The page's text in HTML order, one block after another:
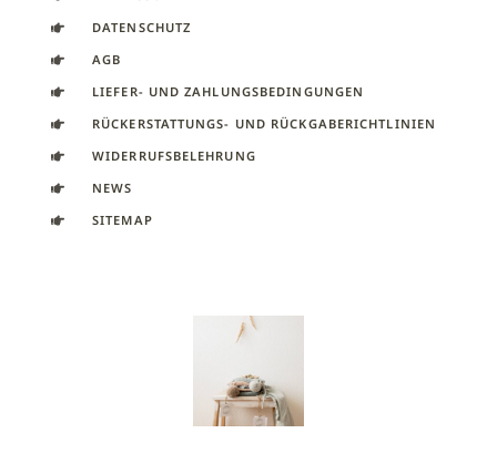
DATENSCHUTZ
AGB
LIEFER- UND ZAHLUNGSBEDINGUNGEN
RÜCKERSTATTUNGS- UND RÜCKGABERICHTLINIEN
WIDERRUFSBELEHRUNG
NEWS
SITEMAP